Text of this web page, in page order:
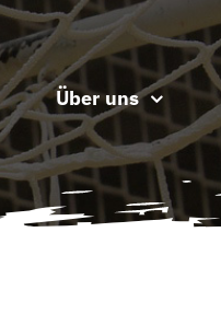
Über uns